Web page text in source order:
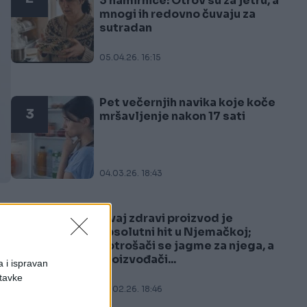
i ispravan
mnogi ih redovno čuvaju za
sutradan
05.04.26. 16:15
3
Pet večernjih navika koje koče
mršavljenje nakon 17 sati
04.03.26. 18:43
Ovaj zdravi proizvod je
apsolutni hit u Njemačkoj;
potrošači se jagme za njega, a
proizvođači...
22.02.26. 18:46